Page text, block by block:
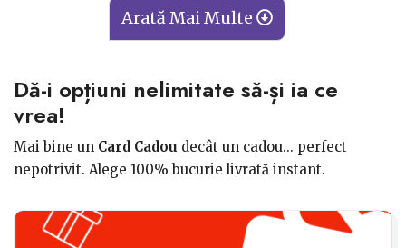
Arată Mai Multe
Dă-i opțiuni nelimitate să-și ia ce
vrea!
Mai bine un Card Cadou decât un cadou... perfect
nepotrivit. Alege 100% bucurie livrată instant.